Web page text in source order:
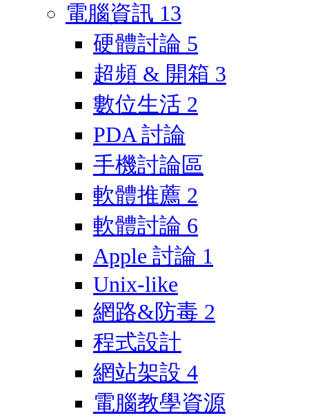
電腦資訊 13
硬體討論 5
超頻 & 開箱 3
數位生活 2
PDA 討論
手機討論區
軟體推薦 2
軟體討論 6
Apple 討論 1
Unix-like
網路&防毒 2
程式設計
網站架設 4
電腦教學資源